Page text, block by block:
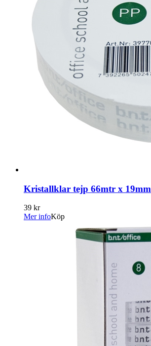
Kristallklar tejp 66mtr x 19mm
39 kr
Mer infoKöp